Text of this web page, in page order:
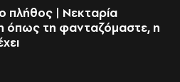
πλήθος | Νεκταρία
όπως τη φανταζόμαστε, η